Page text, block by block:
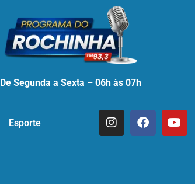
De Segunda a Sexta – 06h às 07h
Esporte